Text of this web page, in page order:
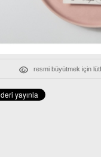
resmi büyütmek için